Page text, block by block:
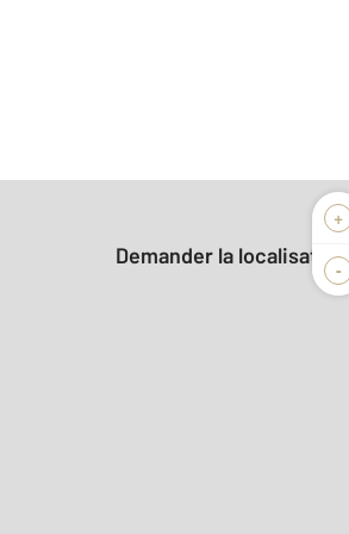
+
-
Demander la localisation